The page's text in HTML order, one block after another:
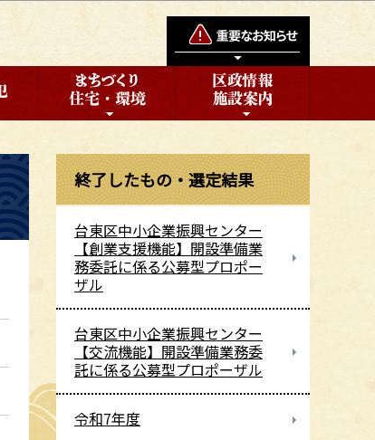
終了したもの・選定結果
台東区中小企業振興センター
【創業支援機能】開設準備業
務委託に係る公募型プロポー
ザル
台東区中小企業振興センター
【交流機能】開設準備業務委
託に係る公募型プロポーザル
令和7年度